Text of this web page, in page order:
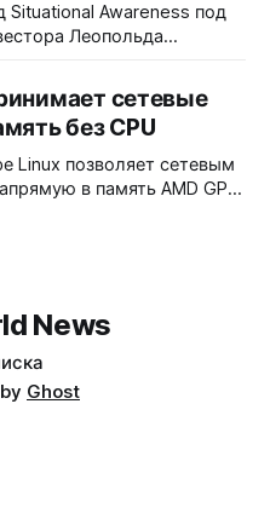
Awareness под
Леопольда
— маржин-коллы
и облачных провайдеров,
сетевые
без CPU
Linux позволяет сетевым
в память AMD GPU
снижает задержки
News
Ghost